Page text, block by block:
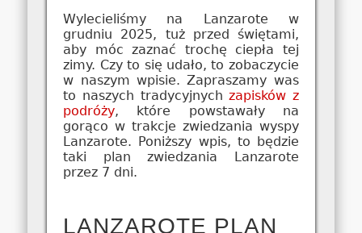
Wylecieliśmy na Lanzarote w
grudniu 2025, tuż przed świętami,
aby móc zaznać trochę ciepła tej
zimy. Czy to się udało, to zobaczycie
w naszym wpisie. Zapraszamy was
to naszych tradycyjnychzapisków z
podróży, które powstawały na
gorąco w trakcje zwiedzania wyspy
Lanzarote. Poniższy wpis, to będzie
taki plan zwiedzania Lanzarote
przez 7 dni.
LANZAROTE PLAN